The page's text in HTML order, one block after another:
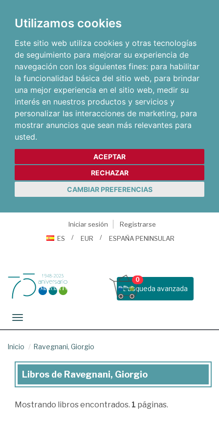
Utilizamos cookies
Este sitio web utiliza cookies y otras tecnologías
de seguimiento para mejorar su experiencia de
navegación con los siguientes fines: para habilitar
la funcionalidad básica del sitio web, para brindar
una mejor experiencia en el sitio web, medir su
interés en nuestros productos y servicios y
personalizar las interacciones de marketing, para
mostrar anuncios que sean más relevantes para
usted.
ACEPTAR
RECHAZAR
CAMBIAR PREFERENCIAS
Iniciar sesión
Registrarse
ES
EUR ESPAÑA PENINSULAR
Busqueda avanzada
0
Toggle navigation
Inicio Ravegnani, Giorgio
Libros
Ravegnani,
Libros de Ravegnani, Giorgio
Mostrando libros encontrados. 1 páginas.